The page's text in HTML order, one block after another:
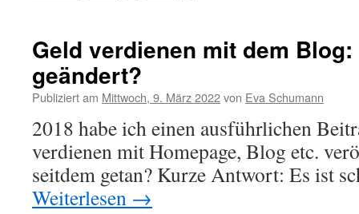
Geld verdienen mit dem
geändert?
Publiziert am Mittwoch, 9. März 2022von Eva Schumann
2018 habe ich einen ausführlichen
verdienen mit Homepage, Blog etc.
seitdem getan? Kurze Antwort: Es ist
Weiterlesen →